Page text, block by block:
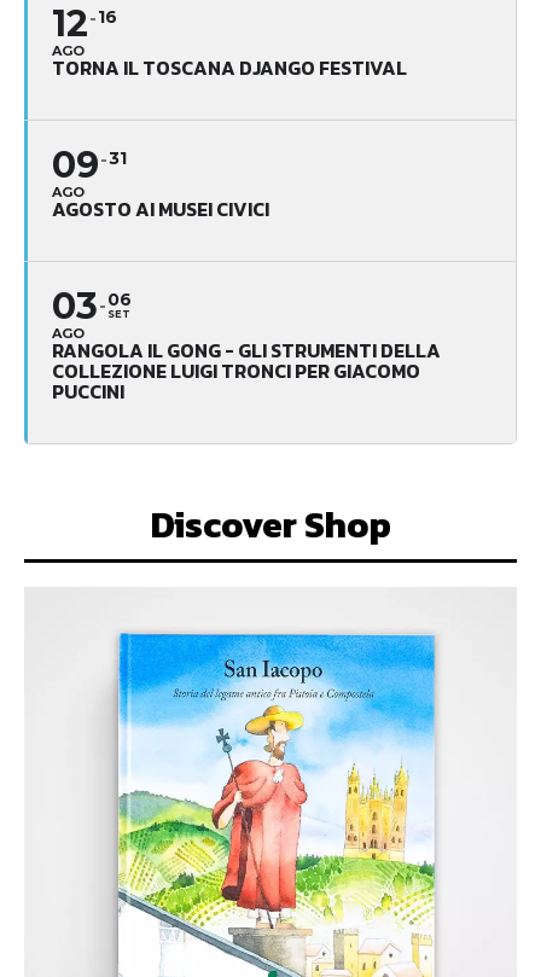
12
AGO
16
TORNA IL TOSCANA DJANGO FESTIVAL
09
AGO
31
AGOSTO AI MUSEI CIVICI
03
AGO
06
SET
RANGOLA IL GONG - GLI STRUMENTI DELLA
COLLEZIONE LUIGI TRONCI PER GIACOMO
PUCCINI
Discover Shop